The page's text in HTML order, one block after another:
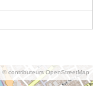
© contributeurs OpenStreetMap